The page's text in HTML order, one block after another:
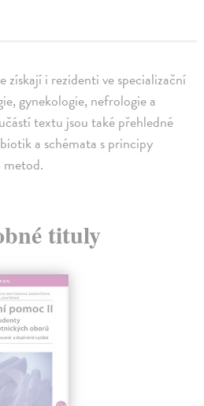
získají i rezidenti ve specializační
gynekologie, nefrologie a
textu jsou také přehledné
a schémata s principy
metod.
tituly